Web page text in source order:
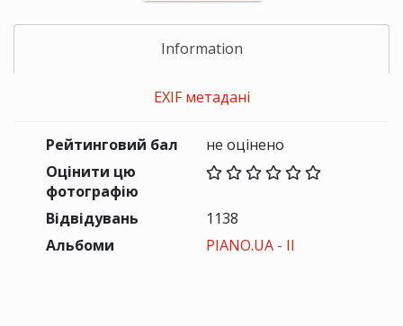
Information
EXIF метадані
Рейтинговий бал
не оцінено
Оцінити цю
фотографію
Відвідувань
1138
Альбоми
PIANO.UA - II